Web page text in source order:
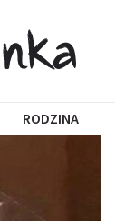
RODZINA